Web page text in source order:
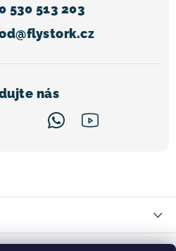
@flystork.cz
530 513 203